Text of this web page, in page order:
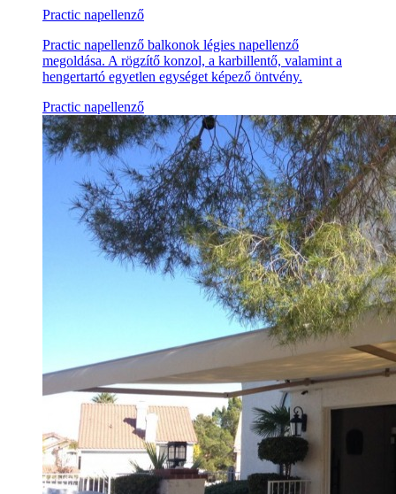
Practic napellenző
Practic napellenző balkonok légies napellenző
megoldása. A rögzítő konzol, a karbillentő, valamint a
hengertartó egyetlen egységet képező öntvény.
Practic napellenző